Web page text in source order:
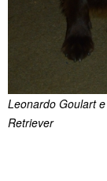
Leonardo Goulart
Retriever